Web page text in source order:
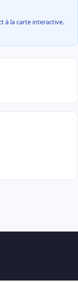
à la carte interactive.